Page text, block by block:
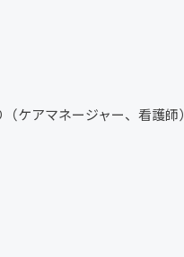
ケアマネージャー、看護師）